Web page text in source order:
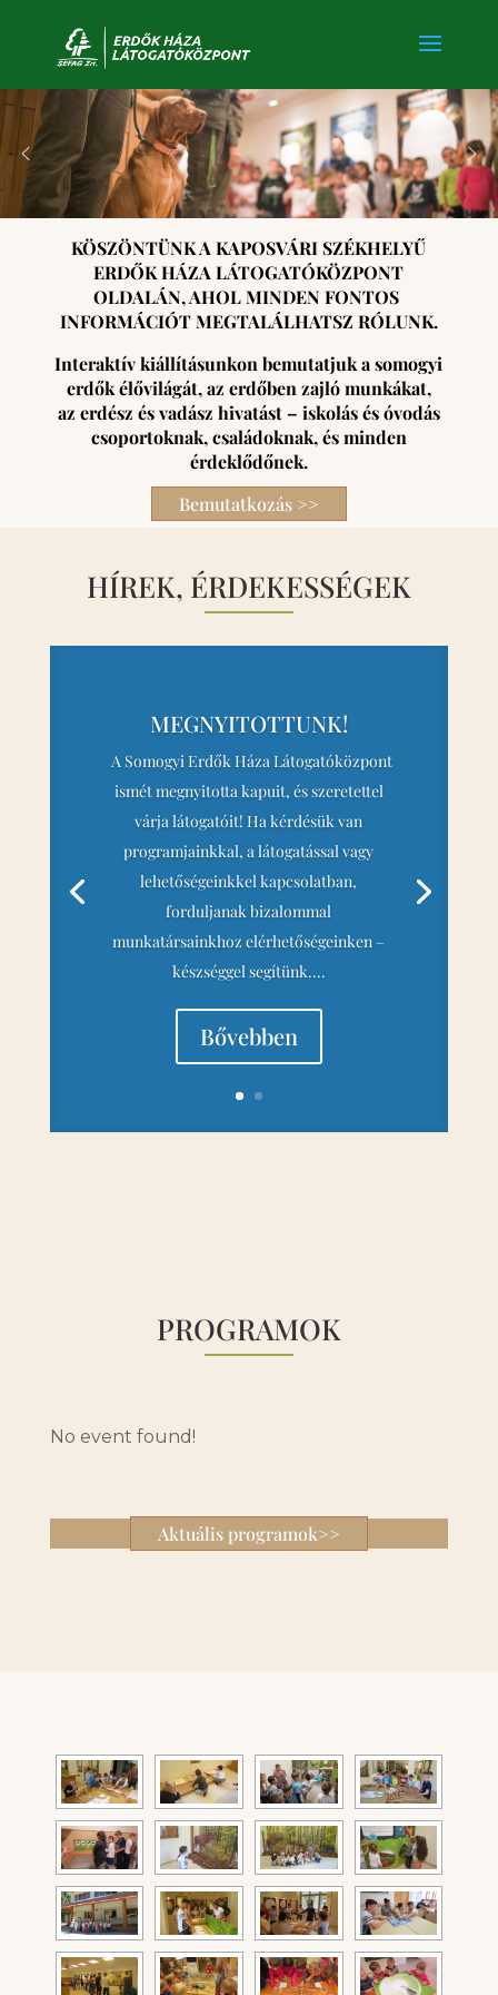
KÖSZÖNTÜNK A KAPOSVÁRI SZÉKHELYŰ
ERDŐK HÁZA LÁTOGATÓKÖZPONT
OLDALÁN, AHOL MINDEN FONTOS
INFORMÁCIÓT MEGTALÁLHATSZ RÓLUNK.
Interaktív kiállításunkon bemutatjuk a somogyi
erdők élővilágát, az erdőben zajló munkákat,
az erdész és vadász hivatást – iskolás és óvodás
csoportoknak, családoknak, és minden
érdeklődőnek.
Bemutatkozás >>
HÍREK, ÉRDEKESSÉGEK
MEGNYITOTTUNK!
A Somogyi Erdők Háza Látogatóközpont
ismét megnyitotta kapuit, és szeretettel
várja látogatóit! Ha kérdésük van
programjainkkal, a látogatással vagy
lehetőségeinkkel kapcsolatban,
forduljanak bizalommal
munkatársainkhoz elérhetőségeinken –
készséggel segítünk....
Bővebben
PROGRAMOK
No event found!
Aktuális programok>>